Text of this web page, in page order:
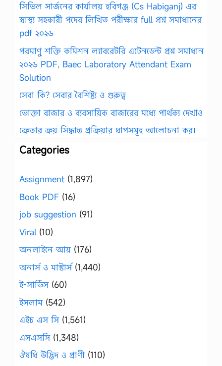
সিভিল সার্জনের কার্যালয় হবিগঞ্জ (Cs Habiganj) এর
স্বাস্থ্য সহকারী পদের লিখিত পরীক্ষার full প্রশ্ন সমাধানের
pdf ২০২৬
পরমাণু শক্তি কমিশন ল্যাবরেটরি এটেনডেন্ট প্রশ্ন সমাধান
২০২৬ PDF, Baec Laboratory Attendant Exam
Solution
সেবা কি? সেবার বৈশিষ্ট্য ও গুরুত্ব
ভোক্তা বাজার ও ব্যবসায়িক বাজারের মধ্যে পার্থক্য দেখাও
ক্রেতার ক্রয় সিদ্ধান্ত প্রক্রিয়ার ধাপসমূহ আলোচনা কর।
Categories
Assignment (1,897)
Book PDF (16)
job suggestion (91)
Viral (10)
অনলাইনে আয় (176)
অনার্স ও মাস্টার্স(1,440)
ই-সার্ভিস(60)
ইসলাম(542)
এইচ এস সি(1,561)
এসএসসি(1,348)
ঔষধি উদ্ভিদ ও প্রাণী (110)